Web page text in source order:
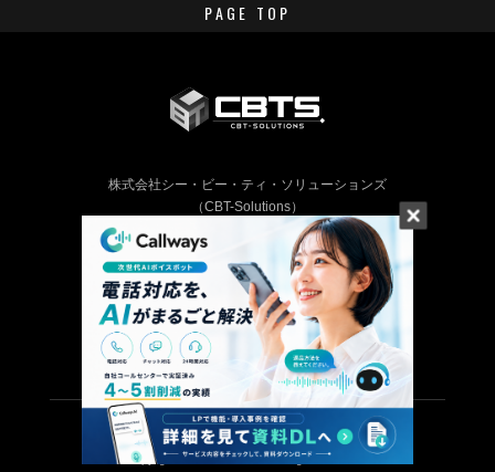
PAGE TOP
株式会社シー・ビー・ティ・ソリューションズ
（CBT-Solutions）
〒101-0022 東京都千代田区神田練塀町3
TEL: 03-5209-0551
プライバシーポリシー
Copyright CBT-Solutions Inc.All rights reserved.